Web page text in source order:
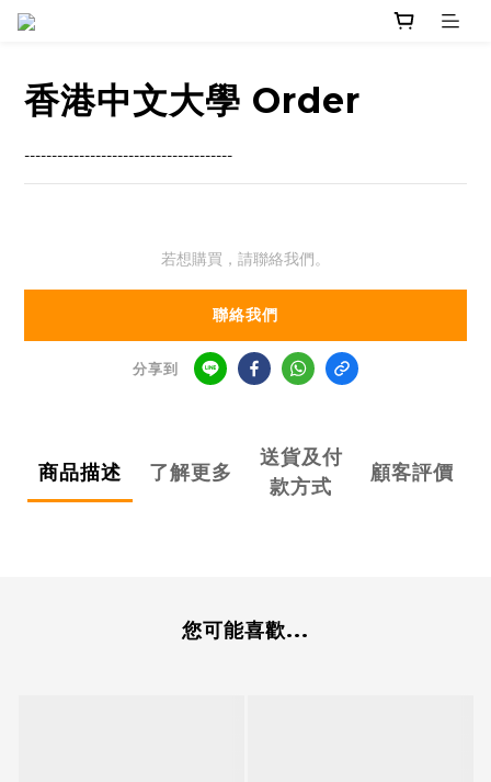
香港中文大學 Order
--------------------------------------
若想購買，請聯絡我們。
聯絡我們
分享到
商品描述 了解更多
送貨及付
款方式
顧客評價
您可能喜歡...